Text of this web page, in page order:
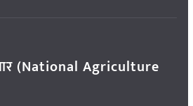
(National Agriculture